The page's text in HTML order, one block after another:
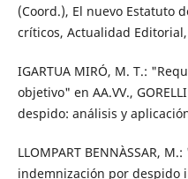
(Coord.), El nuevo Estatuto
críticos, Actualidad Editorial,
IGARTUA MIRÓ, M. T.:
objetivo" en AA.VV.,
despido: análisis y
LLOMPART BENNÀSSAR,
indemnización por despido